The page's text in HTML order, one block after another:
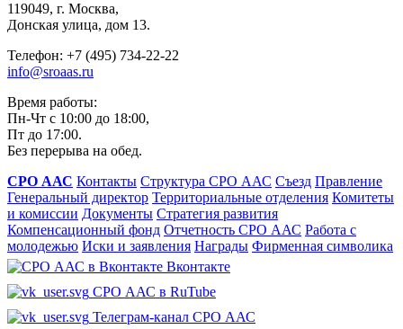
119049, г. Москва,
Донская улица, дом 13.
Телефон: +7 (495) 734-22-22
info@sroaas.ru
Время работы:
Пн-Чт с 10:00 до 18:00,
Пт до 17:00.
Без перерыва на обед.
СРО ААС Контакты Структура СРО ААС Съезд Правление
Генеральный директор Территориальные отделения Комитеты
и комиссии Документы Стратегия развития
Компенсационный фонд Отчетность СРО ААС Работа с
молодежью Иски и заявления Награды Фирменная символика
Вконтакте
СРО ААС в RuTube
Телеграм-канал СРО ААС